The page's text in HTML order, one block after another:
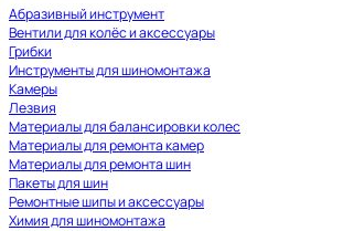
Абразивный инструмент
Вентили для колёс и аксессуары
Грибки
Инструменты для шиномонтажа
Камеры
Лезвия
Материалы для балансировки колес
Материалы для ремонта камер
Материалы для ремонта шин
Пакеты для шин
Ремонтные шипы и аксессуары
Химия для шиномонтажа